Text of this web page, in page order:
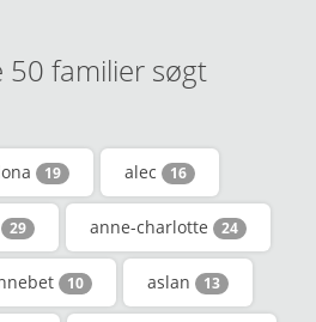
50 familier søgt
19 alec 16
29 anne-charlotte 24
10 aslan 13